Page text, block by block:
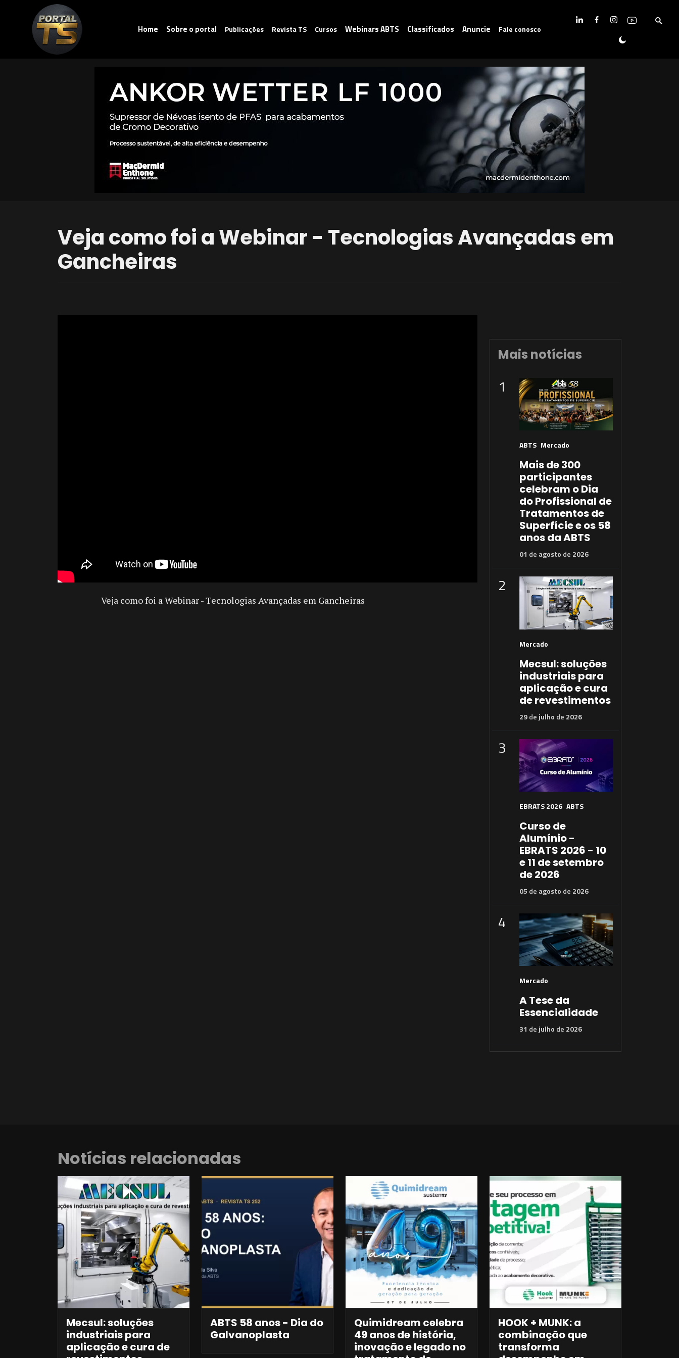
Home Sobre o portal Publicações Revista TS Cursos Webinars ABTS Classificados Anuncie Fale conosco
Veja como foi a Webinar - Tecnologias Avançadas em
Gancheiras
Veja como foi a Webinar - Tecnologias Avançadas em Gancheiras
Mais notícias
1
ABTS Mercado
Mais de 300
participantes
celebram o Dia
do Profissional de
Tratamentos de
Superfície e os 58
anos da ABTS
01 de agosto de 2026
2
Mercado
Mecsul: soluções
industriais para
aplicação e cura
de revestimentos
29de julho de 2026
3
EBRATS 2026 ABTS
Curso de
Alumínio -
EBRATS 2026 - 10
e 11 de setembro
de 2026
05 de agosto de 2026
4
Mercado
A Tese da
Essencialidade
31 de julho de 2026
Notícias relacionadas
Mecsul: soluções
industriais para
aplicação e cura de
ABTS 58 anos - Dia do
Galvanoplasta
Quimidream celebra
49 anos de história,
inovação e legado no
HOOK + MUNK: a
combinação que
transforma